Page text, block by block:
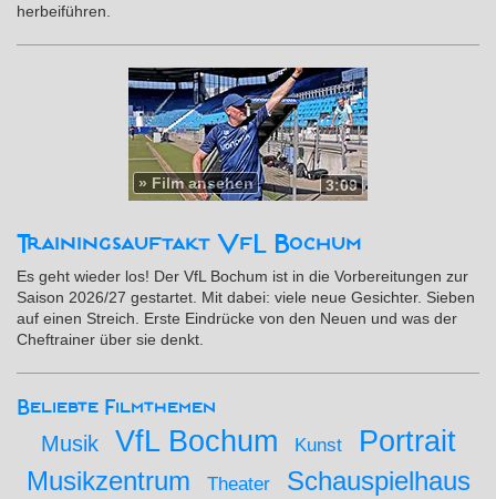
herbeiführen.
3:09
» Film ansehen
Trainingsauftakt VfL Bochum
Es geht wieder los! Der VfL Bochum ist in die Vorbereitungen zur
Saison 2026/27 gestartet. Mit dabei: viele neue Gesichter. Sieben
auf einen Streich. Erste Eindrücke von den Neuen und was der
Cheftrainer über sie denkt.
Beliebte Filmthemen
Musik
VfL Bochum Kunst Portrait
Musikzentrum Theater Schauspielhaus